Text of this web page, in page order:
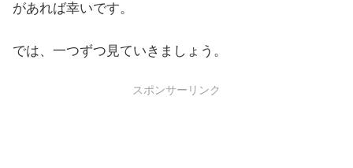
があれば幸いです。
では、一つずつ見ていきましょう。
スポンサーリンク